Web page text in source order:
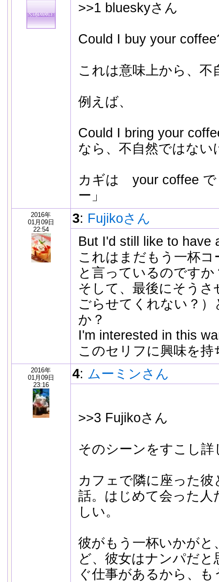
>>1 blueskyさん
Could I buy your
これは意味上から、不
例えば、
Could I bring your
なら、不自然ではない
カギは your coffee で
ー」
2016年
01月09日
22:54
3: Fujikoさん
But I'd still like to have
これはまだもう一杯
と言っているのですか
そして、最後にそう
ごらせてくれない？
か？
I'm interested in this
このセリフに興味を持
2016年
01月09日
23:16
4: ムーミンさん
>>3 Fujikoさん
そのシーンをすこし詳
カフェで隣に座った
話。はじめて会った人
しい。
彼がもう一杯いかがと
ど、彼女はナンパだ
ぐ仕事があるから、